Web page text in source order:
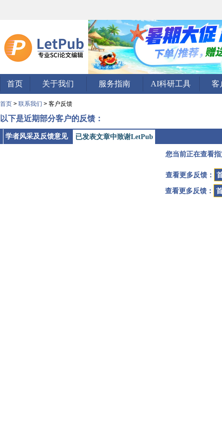
首页 关于我们 服务指南 AI科研工具 客
首页 > 联系我们 > 客户反馈
以下是近期部分客户的反馈：
学者风采及反馈意见 已发表文章中致谢LetPub
您当前正在查看
查看更多反馈：
查看更多反馈：